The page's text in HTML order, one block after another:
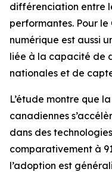
différenciation entre
performantes. Pour
numérique est aussi
liée à la capacité de
nationales et de
L’étude montre que
canadiennes
dans des
comparativement à
l’adoption est